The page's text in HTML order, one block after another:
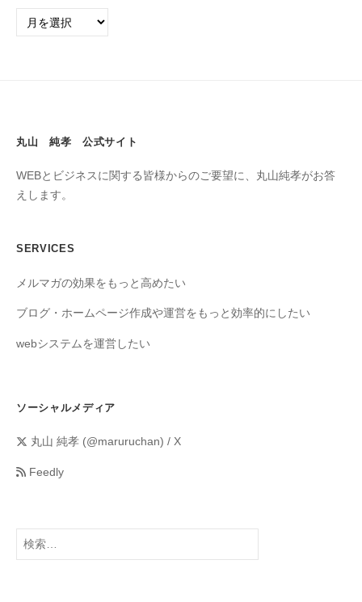
丸山 純孝 公式サイト
WEBとビジネスに関する皆様からのご要望に、丸山純孝がお答
えします。
SERVICES
メルマガの効果をもっと高めたい
ブログ・ホームページ作成や運営をもっと効率的にしたい
webシステムを運営したい
ソーシャルメディア
丸山 純孝 (@maruruchan) / X
Feedly